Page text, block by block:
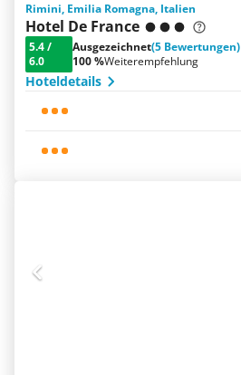
Rimini, Emilia Romagna, Italien
Hotel De France
5.4/
6.0
Ausgezeichnet(5 Bewertungen)
100 %Weiterempfehlung
Hoteldetails